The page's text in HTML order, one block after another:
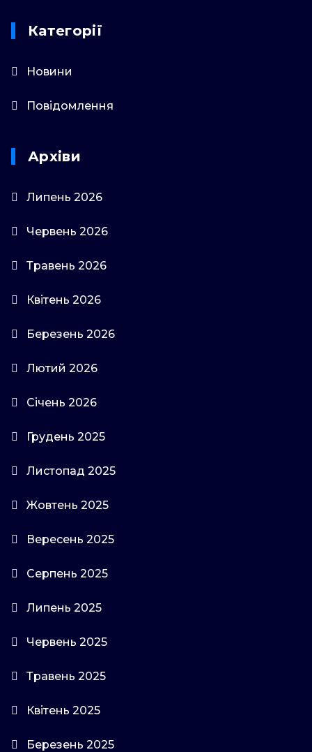
Категорії
Новини
Повідомлення
Архіви
Липень 2026
Червень 2026
Травень 2026
Квітень 2026
Березень 2026
Лютий 2026
Січень 2026
Грудень 2025
Листопад 2025
Жовтень 2025
Вересень 2025
Серпень 2025
Липень 2025
Червень 2025
Травень 2025
Квітень 2025
Березень 2025